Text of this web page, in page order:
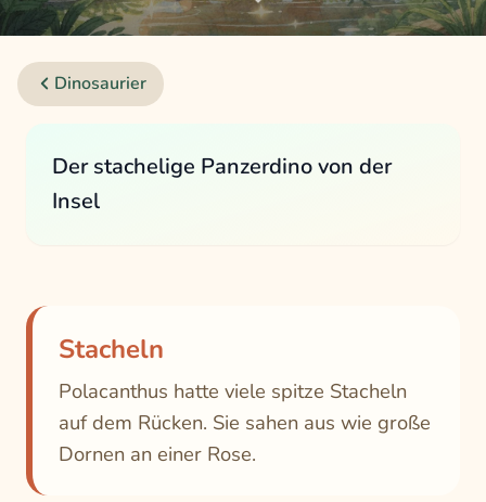
Dinosaurier
Der stachelige Panzerdino von der
Insel
Stacheln
Polacanthus hatte viele spitze Stacheln
auf dem Rücken. Sie sahen aus wie große
Dornen an einer Rose.